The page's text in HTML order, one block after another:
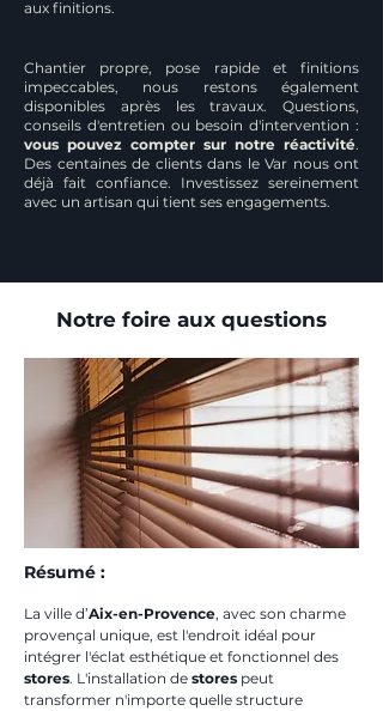
aux finitions.
Chantier propre, pose rapide et finitions
impeccables, nous restons également
disponibles après les travaux. Questions,
conseils d'entretien ou besoin d'intervention :
vous pouvez compter sur notre réactivité.
Des centaines de clients dans le Var nous ont
déjà fait confiance. Investissez sereinement
avec un artisan qui tient ses engagements.
Notre foire aux questions
Résumé :
La ville d’Aix-en-Provence, avec son charme
provençal unique, est l'endroit idéal pour
intégrer l'éclat esthétique et fonctionnel des
stores. L'installation de stores peut
transformer n'importe quelle structure